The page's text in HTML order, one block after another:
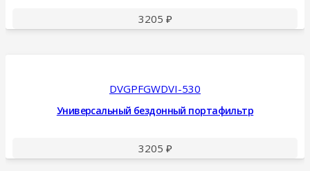
3205 ₽
DVGPFGWDVI-530
Универсальный бездонный портафильтр
3205 ₽